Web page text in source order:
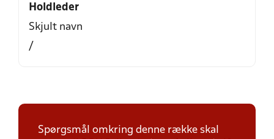
Holdleder
Skjult navn
/
Spørgsmål omkring denne række skal